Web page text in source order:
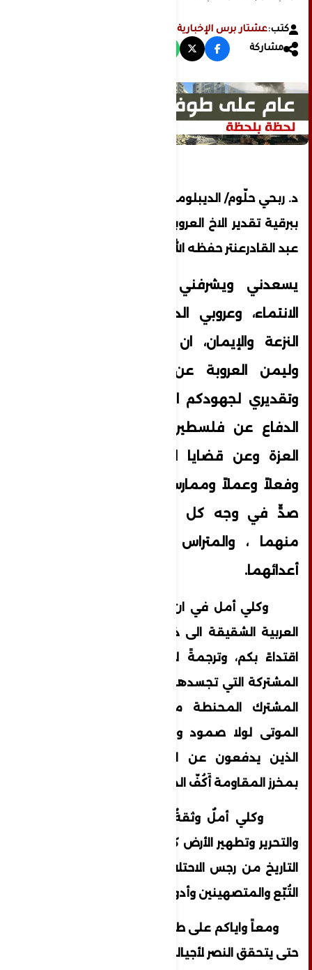
كتب:عشتار برس الإخبارية
مشاركة
د. ربحي حلّوم/ الديبلوماسي الفلسطيني يبعث
ببرقية تقدير الاخ العروبي العزيز العميد حميد
عبد القادرعنتر حفظه الله ورعاه
يسعدني ويشرفني كعربي فلسطيني
الانتماء، وعروبي الدم والجذور ،وقومي
النزعة والإيمان، ان اعرب لكم شخصيا
وليمن العروبة عن بالغ اعتزازي بكم
وتقديري لجهودكم الموصولة دائماً في
الدفاع عن فلسطين العروبة وعن غزة
العزة وعن قضايا الأمة والوطن -قولاً
وفعلاً وعملاً وممارسةً - وتشكلون حائط
صدٍّ في وجه كل من يستهدف النيل
منهما ، والمتراس الذي يتصدى لكل
أعدائهما.
وكلي أمل في ان ترقى مجموعة دولنا
العربية الشقيقة الى ذات المواقف المشرفة
اقتداءً بكم، وترجمةً لذات المصير والأهداف
المشتركة التي تجسدها اتفاقية الدفاع العربي
المشترك المحنطة منذ عقود في ثلاجة
الموتى لولا صمود ومساندة اهلنا الغزيين
الذين يدفعون عن الأمة الضيم ويصدّون
بمخرز المقاومة أَكُفّ المحتلين الأرذال الأنذال .
وكلي أملٌ وثقةٌ ويقين بحتمية النصر
والتحرير وتطهير الأرض كل الارض في فلسطين
التاريخ من رجس الاحتلال الصهيوني ومن كل
التُبّع والمتصهينين وأدواتهم .
ومعاً واياكم على طريق المقاومة والنضال
حتى يتحقق النصر لأجيالنا القادمة ويعود للأمة